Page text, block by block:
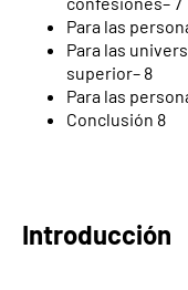
Para las
Para las
superior– 8
Para las
Conclusión 8
Introducción